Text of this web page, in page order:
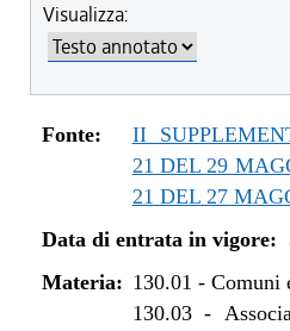
dal 01/01/2017 al 08/08/
dal 15/12/2016 al 31/12/
dal 11/08/2015 al 14/12/
dal 30/05/2015 al 10/08/
Visualizza:
Fonte:
II
21 DEL 29
21 DEL 27
Data di entrata in vigore:
Materia: 130.01 - Comuni
130.03-